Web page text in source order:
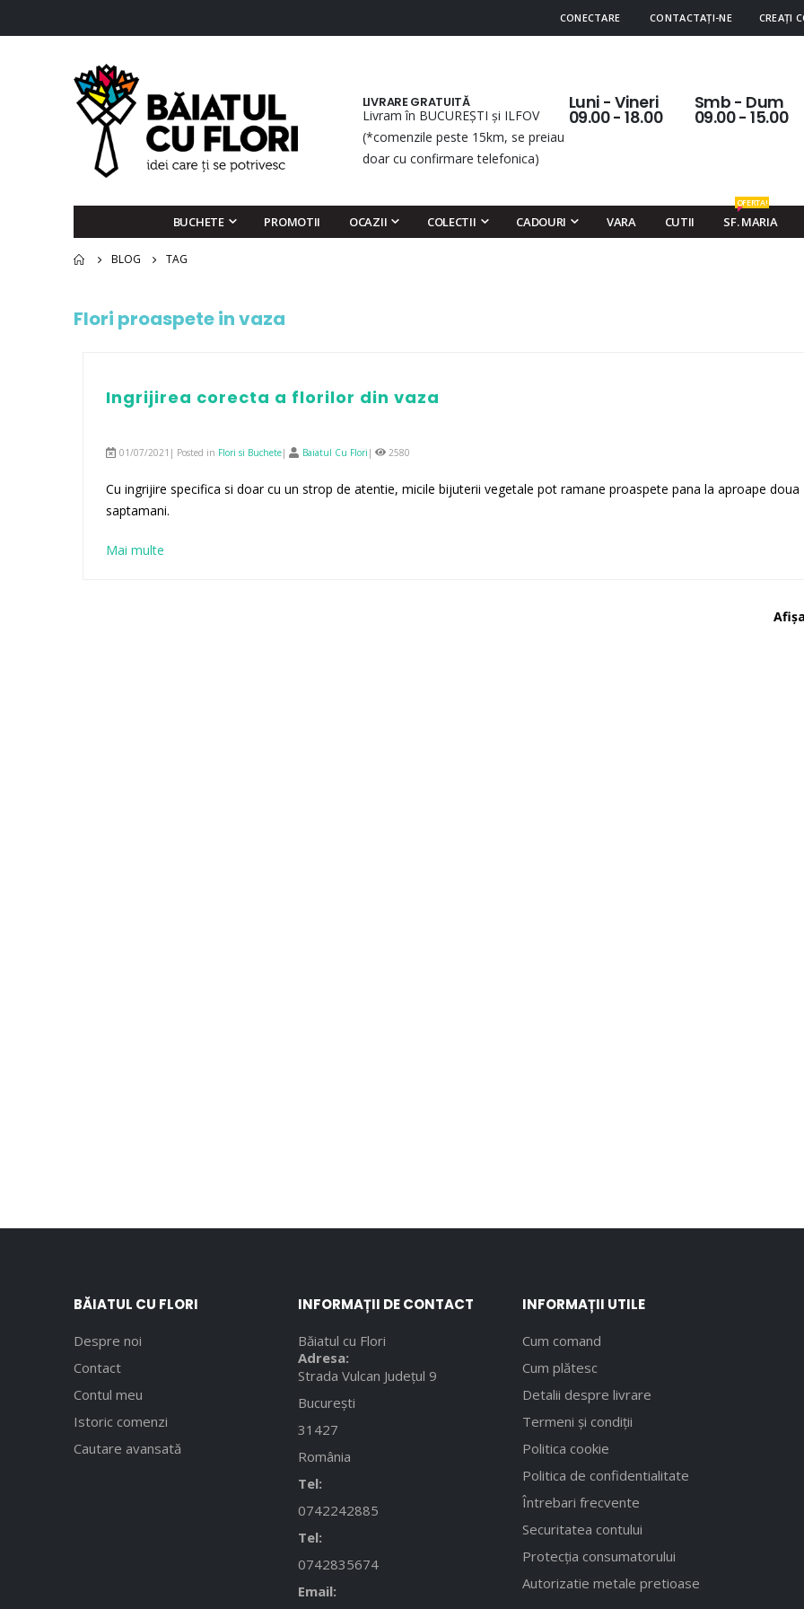
CONECTARE CONTACTAȚI-NE CREAȚI
LIVRARE GRATUITĂ
Livram în BUCUREȘTI și ILFOV
(*comenzile peste 15km, se preiau
doar cu confirmare telefonica)
Luni - Vineri
09.00 - 18.00
Smb - Dum
09.00 - 15.00
BUCHETE PROMOTII OCAZII COLECTII CADOURI VARA CUTII SF. MARIA
OFERTA!
BLOG TAG
Flori proaspete in vaza
Ingrijirea corecta a florilor din vaza
01/07/2021| Posted in Flori si Buchete| Baiatul Cu Flori | 2580
Cu ingrijire specifica si doar cu un strop de atentie, micile bijuterii vegetale pot ramane proaspete pana la aproape doua
saptamani.
Mai multe
BĂIATUL CU FLORI
Despre noi
Contact
Contul meu
Istoric comenzi
Cautare avansată
INFORMAȚII DE CONTACT
Băiatul cu Flori
Adresa:
Strada Vulcan Județul 9
București
31427
România
Tel:
0742242885
Tel:
0742835674
Email:
INFORMAȚII UTILE
Cum comand
Cum plătesc
Detalii despre livrare
Termeni și condiții
Politica cookie
Politica de confidentialitate
Întrebari frecvente
Securitatea contului
Protecția consumatorului
Autorizatie metale pretioase